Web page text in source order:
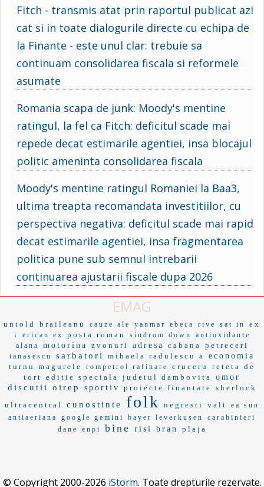
Fitch - transmis atat prin raportul publicat azi
cat si in toate dialogurile directe cu echipa de
la Finante - este unul clar: trebuie sa
continuam consolidarea fiscala si reformele
asumate
Romania scapa de junk: Moody's mentine
ratingul, la fel ca Fitch: deficitul scade mai
repede decat estimarile agentiei, insa blocajul
politic ameninta consolidarea fiscala
Moody's mentine ratingul Romaniei la Baa3,
ultima treapta recomandata investitiilor, cu
perspectiva negativa: deficitul scade mai rapid
decat estimarile agentiei, insa fragmentarea
politica pune sub semnul intrebarii
continuarea ajustarii fiscale dupa 2026
EMAG
untold braileanu cauze ale yanmar ebeca rive sat in
ex
i
erican ex posta roman sindrom down
antioxidante
alana
motorina zvonuri adresa cabana petreceri
tanasescu sarbatori mihaela radulescu a
economia
turnu magurele
rompetrol rafinare cruceru
reteta de
tort
editie speciala judetul dambovita omor
discutii oirep sportiv proiecte finantate
sherlock
ultracentral
cunostinte folk negresti valt
ea sun
antiaeriana
google gemini bayer leverkusen
carabinieri
dane
enpi bine risi bran plaja
© Copyright 2000-2026 iStorm. Toate drepturile rezervate.